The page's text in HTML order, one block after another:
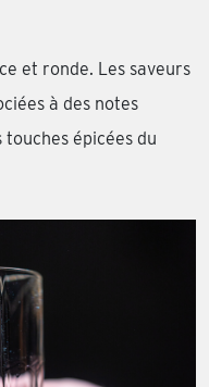
et ronde. Les saveurs
à des notes
épicées du